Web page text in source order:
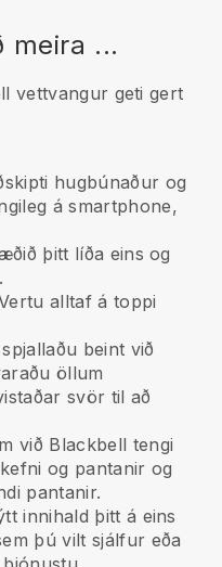
meira ...
vettvangur geti gert
hugbúnaður og
á smartphone,
þitt líða eins og
alltaf á toppi
beint við
öllum
svör til að
við Blackbell tengi
og pantanir og
pantanir.
innihald þitt á eins
þú vilt sjálfur eða